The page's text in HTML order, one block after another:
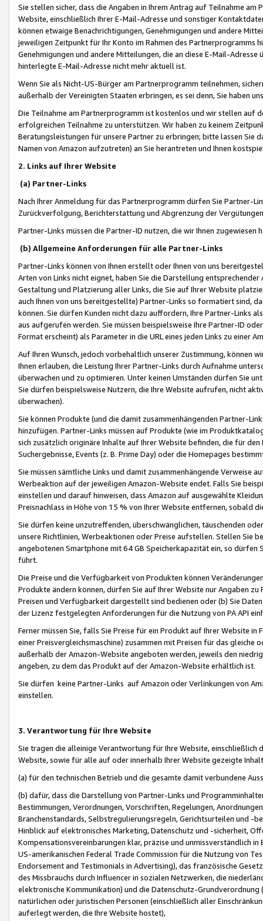
Sie stellen sicher, dass die Angaben in Ihrem Antrag auf Teilnahme
Website, einschließlich Ihrer E-Mail-Adresse und sonstiger
können etwaige Benachrichtigungen, Genehmigungen und andere
jeweiligen Zeitpunkt für Ihr Konto im Rahmen des Partnerprogramms
Genehmigungen und andere Mitteilungen, die an diese E-Mail-
hinterlegte E-Mail-Adresse nicht mehr aktuell ist.
Wenn Sie als Nicht-US-Bürger am Partnerprogramm teilnehmen,
außerhalb der Vereinigten Staaten erbringen, es sei denn, Sie haben
Die Teilnahme am Partnerprogramm ist kostenlos und wir stellen auf
erfolgreichen Teilnahme zu unterstützen. Wir haben zu keinem
Beratungsleistungen für unsere Partner zu erbringen; bitte lassen Sie
Namen von Amazon aufzutreten) an Sie herantreten und Ihnen
2. Links auf Ihrer Website
(a) Partner-Links
Nach Ihrer Anmeldung für das Partnerprogramm dürfen Sie Partner-
Zurückverfolgung, Berichterstattung und Abgrenzung der
Partner-Links müssen die Partner-ID nutzen, die wir Ihnen zugewiesen
(b) Allgemeine Anforderungen für alle Partner-Links
Partner-Links können von Ihnen erstellt oder Ihnen von uns
Arten von Links nicht eignet, haben Sie die Darstellung
Gestaltung und Platzierung aller Links, die Sie auf Ihrer Website
auch Ihnen von uns bereitgestellte) Partner-Links so formatiert sind,
können. Sie dürfen Kunden nicht dazu auffordern, Ihre Partner-Links
aus aufgerufen werden. Sie müssen beispielsweise Ihre Partner-ID
Format erscheint) als Parameter in die URL eines jeden Links zu einer
Auf Ihren Wunsch, jedoch vorbehaltlich unserer Zustimmung, können
Ihnen erlauben, die Leistung Ihrer Partner-Links durch Aufnahme
überwachen und zu optimieren. Unter keinen Umständen dürfen Sie
Sie dürfen beispielsweise Nutzern, die Ihre Website aufrufen, nicht
überwachen).
Sie können Produkte (und die damit zusammenhängenden Partner-
hinzufügen. Partner-Links müssen auf Produkte (wie im
sich zusätzlich originäre Inhalte auf Ihrer Website befinden, die für
Suchergebnisse, Events (z. B. Prime Day) oder die Homepages
Sie müssen sämtliche Links und damit zusammenhängende
Werbeaktion auf der jeweiligen Amazon-Website endet. Falls Sie
einstellen und darauf hinweisen, dass Amazon auf ausgewählte
Preisnachlass in Höhe von 15 % von Ihrer Website entfernen, sobald
Sie dürfen keine unzutreffenden, überschwänglichen, täuschenden
unsere Richtlinien, Werbeaktionen oder Preise aufstellen. Stellen Sie
angebotenen Smartphone mit 64 GB Speicherkapazität ein, so dürfen
führt.
Die Preise und die Verfügbarkeit von Produkten können
Produkte ändern können, dürfen Sie auf Ihrer Website nur Angaben
Preisen und Verfügbarkeit dargestellt sind bedienen oder (b) Sie
der Lizenz festgelegten Anforderungen für die Nutzung von PA API
Ferner müssen Sie, falls Sie Preise für ein Produkt auf Ihrer Website
einer Preisvergleichsmaschine) zusammen mit Preisen für das
außerhalb der Amazon-Website angeboten werden, jeweils den
angeben, zu dem das Produkt auf der Amazon-Website erhältlich ist.
Sie dürfen keine Partner-Links auf Amazon oder Verlinkungen von
einstellen.
3. Verantwortung für Ihre Website
Sie tragen die alleinige Verantwortung für Ihre Website,
Website, sowie für alle auf oder innerhalb Ihrer Website gezeigte
(a) für den technischen Betrieb und die gesamte damit verbundene
(b) dafür, dass die Darstellung von Partner-Links und
Bestimmungen, Verordnungen, Vorschriften, Regelungen,
Branchenstandards, Selbstregulierungsregeln, Gerichtsurteilen und -
Hinblick auf elektronisches Marketing, Datenschutz und -sicherheit,
Kompensationsvereinbarungen klar, präzise und unmissverständlich
US-amerikanischen Federal Trade Commission für die Nutzung von
Endorsement and Testimonials in Advertising), das französische
des Missbrauchs durch Influencer in sozialen Netzwerken, die
elektronische Kommunikation) und die Datenschutz-
natürlichen oder juristischen Personen (einschließlich aller
auferlegt werden, die Ihre Website hostet),